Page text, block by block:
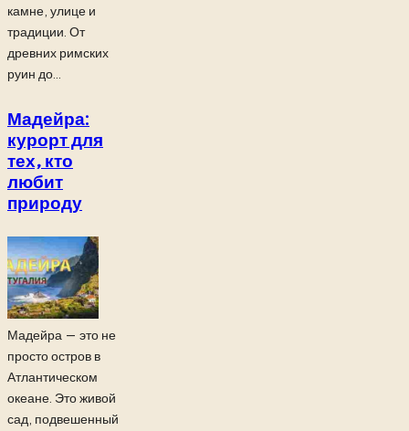
камне, улице и
традиции. От
древних римских
руин до...
Мадейра:
курорт для
тех, кто
любит
природу
Мадейра — это не
просто остров в
Атлантическом
океане. Это живой
сад, подвешенный